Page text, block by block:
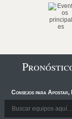
Consejos para Apostar,